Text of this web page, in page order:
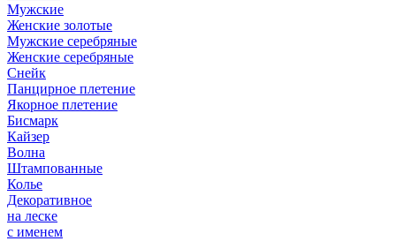
Мужские
Женские золотые
Мужские серебряные
Женские серебряные
Снейк
Панцирное плетение
Якорное плетение
Бисмарк
Кайзер
Волна
Штампованные
Колье
Декоративное
на леске
с именем